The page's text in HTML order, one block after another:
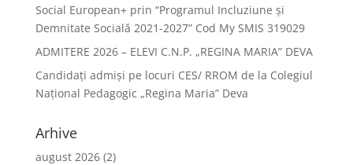
Social European+ prin “Programul Incluziune și
Demnitate Socială 2021-2027” Cod My SMIS 319029
ADMITERE 2026 – ELEVI C.N.P. „REGINA MARIA” DEVA
Candidați admiși pe locuri CES/ RROM de la Colegiul
Național Pedagogic „Regina Maria” Deva
Arhive
august 2026(2)